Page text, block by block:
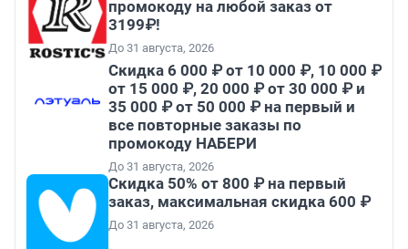
промокоду на любой заказ от
3199₽!
До 31 августа, 2026
Скидка 6 000 ₽ от 10 000 ₽, 10 000 ₽
от 15 000 ₽, 20 000 ₽ от 30 000 ₽ и
35 000 ₽ от 50 000 ₽ на первый и
все повторные заказы по
промокоду НАБЕРИ
До 31 августа, 2026
Скидка 50% от 800 ₽ на первый
заказ, максимальная скидка 600 ₽
До 31 августа, 2026